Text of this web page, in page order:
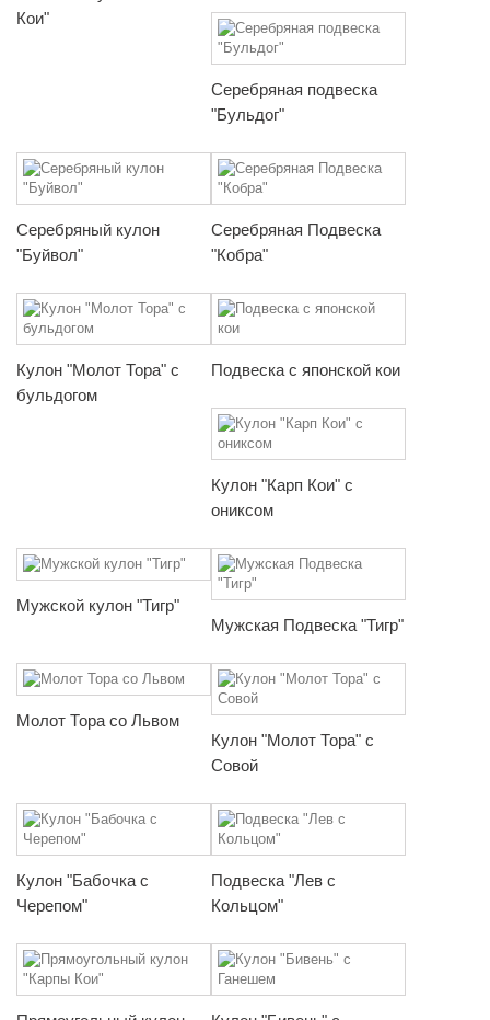
Кои"
Серебряная подвеска
"Бульдог"
Серебряный кулон
"Буйвол"
Серебряная Подвеска
"Кобра"
Кулон "Молот Тора" с
бульдогом
Подвеска с японской кои
Кулон "Карп Кои" с
ониксом
Мужской кулон "Тигр"
Мужская Подвеска "Тигр"
Молот Тора со Львом
Кулон "Молот Тора" с
Совой
Кулон "Бабочка с
Черепом"
Подвеска "Лев с
Кольцом"